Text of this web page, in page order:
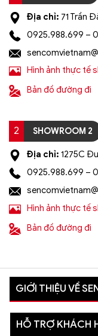
Địa chỉ: 71 Trần
0925.988.699 –
Hình ảnh thực tế
Bản đồ đường đi
2 SHOWROOM 2
Địa chỉ: 1275C
0925.988.699 –
Hình ảnh thực tế
Bản đồ đường đi
GIỚI THIỆU VỀ
HỖ TRỢ KHÁCH